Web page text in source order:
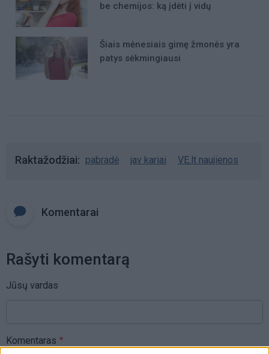
be chemijos: ką įdėti į vidų
Šiais mėnesiais gimę žmonės yra
patys sėkmingiausi
Raktažodžiai pabradė jav kariai VE.lt naujienos
Komentarai
Rašyti komentarą
Jūsų vardas
Komentaras